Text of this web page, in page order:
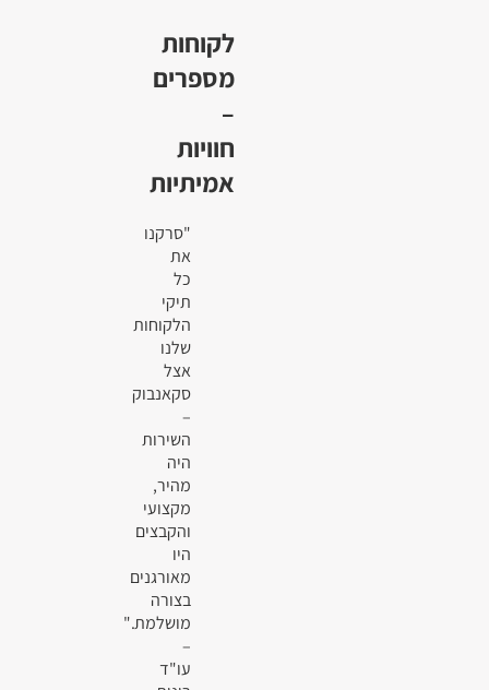
לקוחות
מספרים
–
חוויות
אמיתיות
"סרקנו
את
כל
תיקי
הלקוחות
שלנו
אצל
סקאנבוק
–
השירות
היה
מהיר,
מקצועי
והקבצים
היו
מאורגנים
בצורה
מושלמת."
–
עו"ד